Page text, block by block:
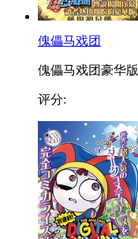
傀儡马戏团
傀儡马戏团豪华版
评分: